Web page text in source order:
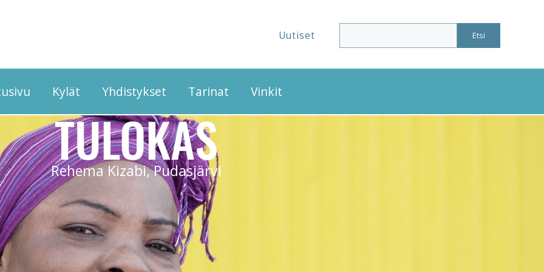
Uutiset Etsi
Kylät Yhdistykset Tarinat Vinkit
TULOKAS
Rehema Kizabi, Pudasjärvi